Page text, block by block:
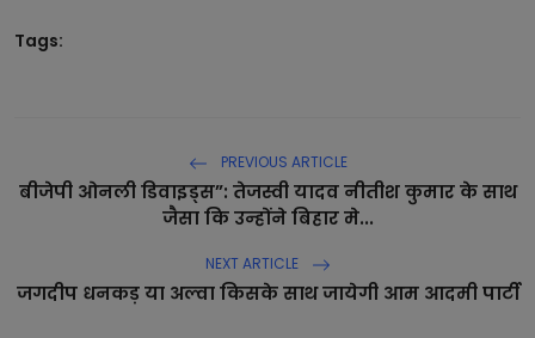
Tags:
PREVIOUS ARTICLE
बीजेपी ओनली डिवाइड्स”: तेजस्वी यादव नीतीश कुमार के साथ
जैसा कि उन्होंने बिहार मे...
NEXT ARTICLE
जगदीप धनकड़ या अल्वा किसके साथ जायेगी आम आदमी पार्टी